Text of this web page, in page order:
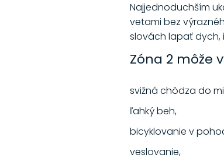
Najjednoduchším
vetami bez
slovách lapať dych,
Zóna 2 môže
svižná chôdza do
ľahký beh,
bicyklovanie v
veslovanie,